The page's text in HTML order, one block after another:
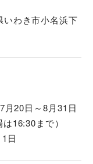
わき市小名浜下
20日～8月31日
16:30まで）
日